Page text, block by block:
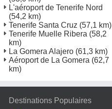
L'aéroport de Tenerife Nord
(54,2 km)
Tenerife Santa Cruz (57,1 km)
Tenerife Muelle Ribera (58,2
km)
La Gomera Alajero (61,3 km)
Aéroport de La Gomera (62,7
km)
Destinations Populaires